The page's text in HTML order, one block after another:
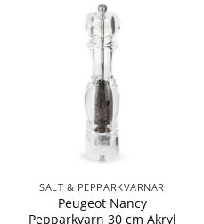
SALT & PEPPARKVARNAR
Peugeot Nancy
Pepparkvarn 30 cm Akryl